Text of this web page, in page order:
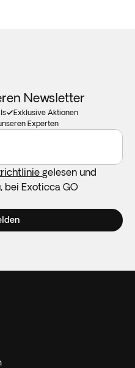
Newsletter
Exklusive Aktionen
Experten
gelesen und
bei Exoticca GO